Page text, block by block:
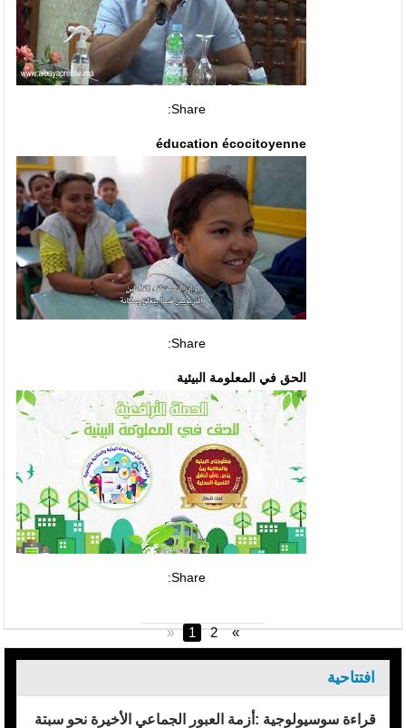
Share:
éducation écocitoyenne
Share:
الحق في المعلومة البيئية
Share:
« 1 2 »
افتتاحية
قراءة سوسيولوجية :أزمة العبور الجماعي الأخيرة نحو سبتة